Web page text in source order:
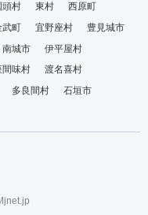
頭村 東村
西原町
武町 宜野座村
豊見城市
南城市
伊平屋村
間味村
渡名喜村
多良間村
石垣市